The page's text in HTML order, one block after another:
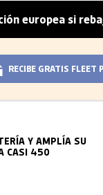
si rebaja sus
RECIBE GRATIS FLEET
Y AMPLÍA SU
CASI 450